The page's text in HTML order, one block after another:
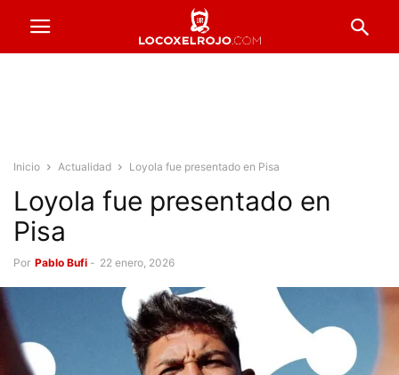
Inicio Actualidad Loyola fue presentado en Pisa
Loyola fue presentado en
Pisa
Por Pablo Bufi - 22 enero, 2026